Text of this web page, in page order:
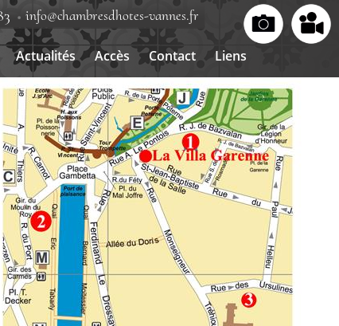
info@chambresdhotes-vannes.fr
Actualités Accès Contact Liens